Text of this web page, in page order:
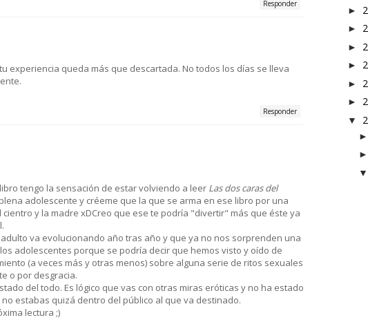
Responder
experiencia queda más que descartada. No todos los días se lleva
Responder
tengo la sensación de estar volviendo a leer Las dos caras del
adolescente y créeme que la que se arma en ese libro por una
y la madre xDCreo que ese te podría "divertir" más que éste ya
va evolucionando año tras año y que ya no nos sorprenden una
adolescentes porque se podría decir que hemos visto y oído de
(a veces más y otras menos) sobre alguna serie de ritos sexuales
o por desgracia.
del todo. Es lógico que vas con otras miras eróticas y no ha estado
estabas quizá dentro del público al que va destinado.
lectura ;)
►
►
►
►
►
►
▼